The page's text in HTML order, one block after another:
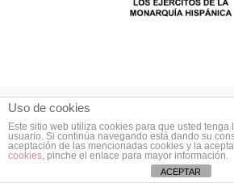
Últimos comentarios
Uso de cookies
Este sitio web utiliza cookies para que usted tenga
usuario. Si continúa navegando está dando su
aceptación de las mencionadas cookies y la
cookies, pinche el enlace para mayor información.
ACEPTAR